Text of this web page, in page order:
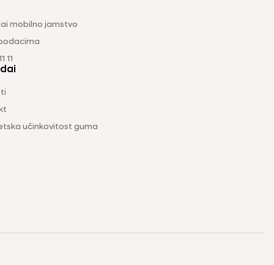
mobilno jamstvo
11
učinkovitost guma